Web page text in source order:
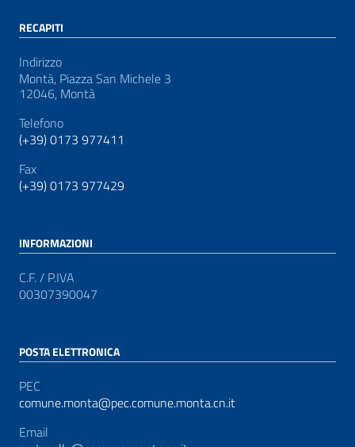
RECAPITI
Indirizzo
Montà, Piazza San Michele 3
12046, Montà
Telefono
(+39) 0173 977411
Fax
(+39) 0173 977429
INFORMAZIONI
C.F. / P.IVA
00307390047
POSTA ELETTRONICA
PEC
comune.monta@pec.comune.monta.cn.it
Email